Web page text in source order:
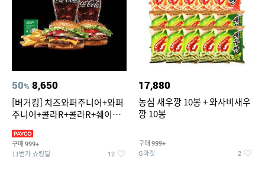
50% 8,650
[버거킹] 치즈와퍼주니어+와퍼
주니어+콜라R+콜라R+쉐이킹
구매 999+
11번가 쇼킹딜 12
17,880
농심 새우깡 10봉 + 와사비새우
깡 10봉
구매 999+
G마켓 2